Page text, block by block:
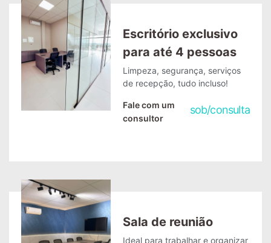
Escritório exclusivo
para até 4 pessoas
Limpeza, segurança, serviços
de recepção, tudo incluso!
Fale com um
consultor
sob/consulta
Sala de reunião
Ideal para trabalhar e organizar